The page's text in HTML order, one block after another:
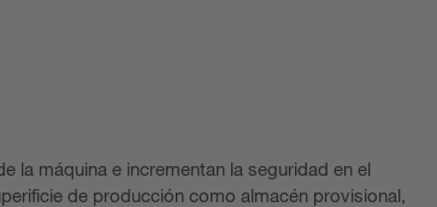
la máquina e incrementan la seguridad en el
de producción como almacén provisional,